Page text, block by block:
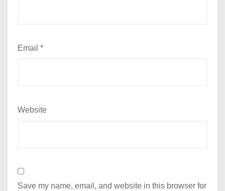
Email *
Website
Save my name, email, and website in this browser for